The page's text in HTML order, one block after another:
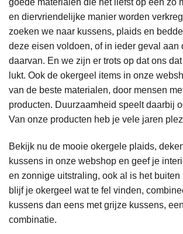
goede materialen die het liefst op een zo
en diervriendelijke manier worden
zoeken we naar kussens, plaids en
deze eisen voldoen, of in ieder geval aan
daarvan. En we zijn er trots op dat ons
lukt. Ook de okergeel items in onze
van de beste materialen, door mensen
producten. Duurzaamheid speelt daarbij
Van onze producten heb je vele jaren
Bekijk nu de mooie okergele plaids,
kussens in onze webshop en geef je
en zonnige uitstraling, ook al is het buiten
blijf je okergeel wat te fel vinden,
kussens dan eens met grijze kussens,
combinatie.